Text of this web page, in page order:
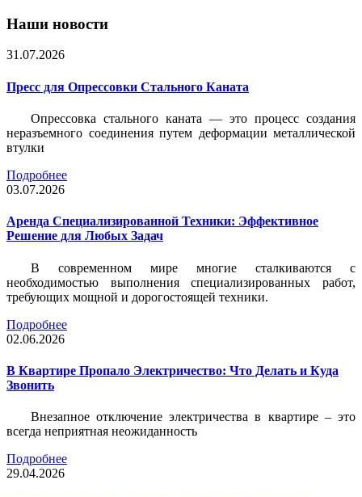
Наши новости
31.07.2026
Пресс для Опрессовки Стального Каната
Опрессовка стального каната — это процесс создания
неразъемного соединения путем деформации металлической
втулки
Подробнее
03.07.2026
Аренда Специализированной Техники: Эффективное
Решение для Любых Задач
В современном мире многие сталкиваются с
необходимостью выполнения специализированных работ,
требующих мощной и дорогостоящей техники.
Подробнее
02.06.2026
В Квартире Пропало Электричество: Что Делать и Куда
Звонить
Внезапное отключение электричества в квартире – это
всегда неприятная неожиданность
Подробнее
29.04.2026